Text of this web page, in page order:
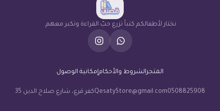
نختار لأطفالكم كتباً تزرع حبّ القراءة وتكبر معهم.
المتجر الشروط والأحكامإمكانية الوصول
0508825908
QesatyStore@gmail.comكفر قرع، شارع صلاح الدين 35